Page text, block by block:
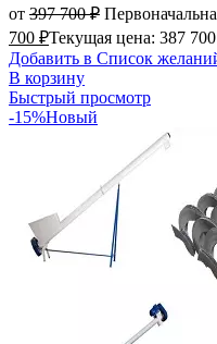
от 397 700₽
700 ₽Текущая цена: 387
Добавить в Список
В корзину
Быстрый просмотр
-15%Новый